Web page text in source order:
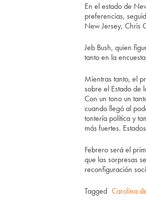
En el estado de
preferencias,
New Jersey, Chris
Jeb Bush, quien
tanto en la
Mientras tanto, el
sobre el Estado de
Con un tono un
cuando llegó al
tontería política y
más fuertes.
Febrero será el
que las sorpresas
reconfiguración
Tagged Carolina